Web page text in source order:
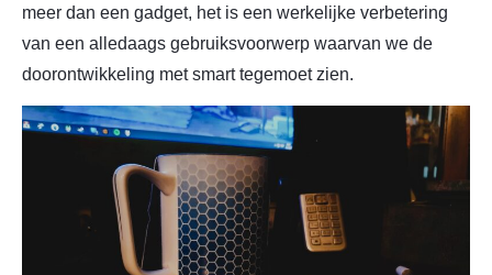
meer dan een gadget, het is een werkelijke verbetering
van een alledaags gebruiksvoorwerp waarvan we de
doorontwikkeling met smart tegemoet zien.